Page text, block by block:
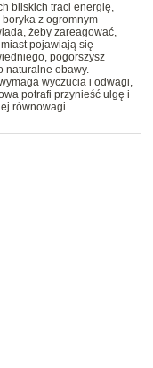
bliskich traci energię,
z ogromnym
żeby zareagować,
pojawiają się
pogorszysz
naturalne obawy.
wyczucia i odwagi,
potrafi przynieść ulgę i
równowagi.